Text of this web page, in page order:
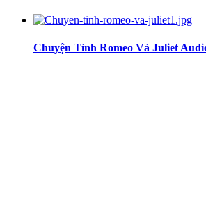
Chuyện Tình Romeo Và Juliet